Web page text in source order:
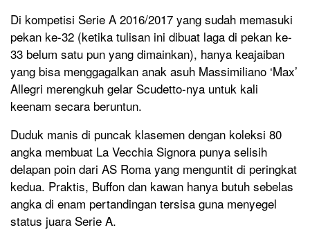
Di kompetisi Serie A 2016/2017 yang sudah memasuki
pekan ke-32 (ketika tulisan ini dibuat laga di pekan ke-
33 belum satu pun yang dimainkan), hanya keajaiban
yang bisa menggagalkan anak asuh Massimiliano ‘Max’
Allegri merengkuh gelar Scudetto-nya untuk kali
keenam secara beruntun.
Duduk manis di puncak klasemen dengan koleksi 80
angka membuat La Vecchia Signora punya selisih
delapan poin dari AS Roma yang menguntit di peringkat
kedua. Praktis, Buffon dan kawan hanya butuh sebelas
angka di enam pertandingan tersisa guna menyegel
status juara Serie A.